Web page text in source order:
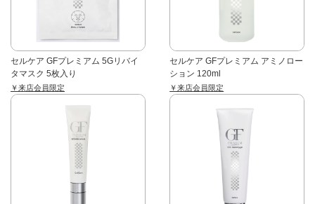
セルケア GFプレミアム 5Gリバイ
タマスク 5枚入り
￥来店会員限定
セルケア GFプレミアム アミノロー
ション 120ml
￥来店会員限定